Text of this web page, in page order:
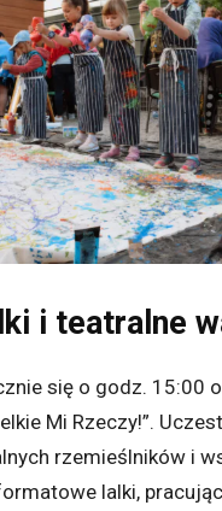
i teatralne
się o godz. 15:00
Mi Rzeczy!”.
rzemieślników i
lalki,